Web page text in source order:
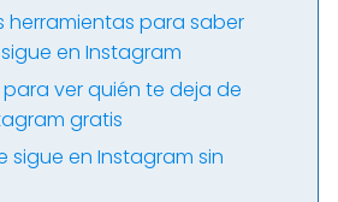
herramientas para saber
en Instagram
ver quién te deja de
gratis
sigue en Instagram sin